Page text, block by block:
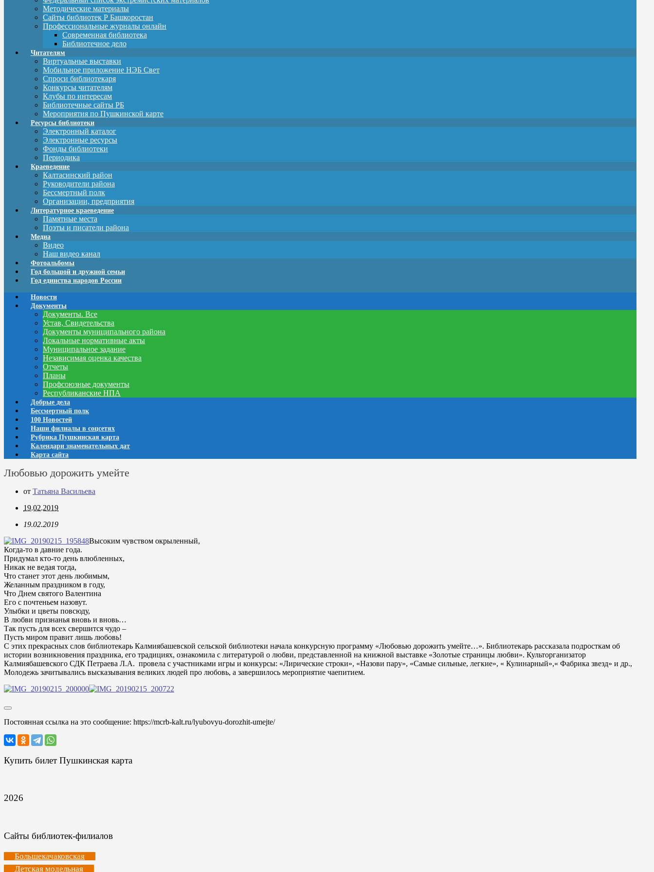
Методические материалы
Сайты библиотек Р Башкоростан
Профессиональные журналы онлайн
Современная библиотека
Библиотечное дело
Читателям
Виртуальные выставки
Мобильное приложение НЭБ Свет
Спроси библиотекаря
Конкурсы читателям
Клубы по интересам
Библиотечные сайты РБ
Мероприятия по Пушкинской карте
Ресурсы библиотеки
Электронный каталог
Электронные ресурсы
Фонды библиотеки
Периодика
Краеведение
Калтасинский район
Руководители района
Бессмертный полк
Организации, предприятия
Литературное краеведение
Памятные места
Поэты и писатели района
Медиа
Видео
Наш видео канал
Фотоальбомы
Год большой и дружной семьи
Год единства народов России
Новости
Документы
Документы. Все
Устав, Свидетельства
Документы муниципального района
Локальные нормативные акты
Муниципальное задание
Независимая оценка качества
Отчеты
Планы
Профсоюзные документы
Республиканские НПА
Добрые дела
Бессмертный полк
100 Новостей
Наши филиалы в соцсетях
Рубрика Пушкинская карта
Календари знаменательных дат
Карта сайта
Любовью дорожить умейте
от Татьяна Васильева
19.02.2019
19.02.2019
Высоким чувством окрыленный,
Когда-то в давние года.
Придумал кто-то день влюбленных,
Никак не ведая тогда,
Что станет этот день любимым,
Желанным праздником в году,
Что Днем святого Валентина
Его с почтеньем назовут.
Улыбки и цветы повсюду,
В любви признанья вновь и вновь…
Так пусть для всех свершится чудо –
Пусть миром правит лишь любовь!
С этих прекрасных слов библиотекарь Калмиябашевской сельской библиотеки начала конкурсную программу «Любовью дорожить умейте…». Библиотекарь рассказала подросткам об
истории возникновения праздника, его традициях, ознакомила с литературой о любви, представленной на книжной выставке «Золотые страницы любви». Культорганизатор
Калмиябашевского СДК Петраева Л.А. провела с участниками игры и конкурсы: «Лирические строки», «Назови пару», «Самые сильные, легкие», « Кулинарный»,« Фабрика звезд» и др.,
Молодежь зачитывались высказывания великих людей про любовь, а завершилось мероприятие чаепитием.
Постоянная ссылка на это сообщение: https://mcrb-kalt.ru/lyubovyu-dorozhit-umejte/
Купить билет Пушкинская карта
2026
Сайты библиотек-филиалов
Большекачаковская
Детская модельная